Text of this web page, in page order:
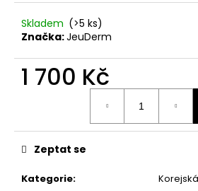
Skladem (>5 ks)
Značka:JeuDerm
1 700 Kč
Kategorie:
Zeptat se
o
u
č